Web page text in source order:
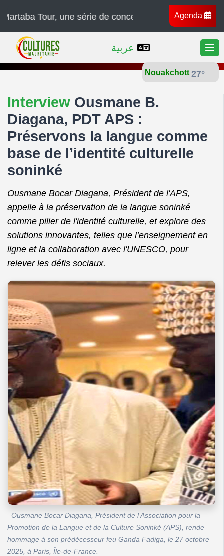
Agenda
une série de concerts à travers l’Afrique, l’Europe et
Nouakchott 27°
عربية
Interview Ousmane B.
Diagana, PDT APS :
Préservons la langue comme
base de l’identité culturelle
soninké
Ousmane Bocar Diagana, Président de l'APS,
appelle à la préservation de la langue soninké
comme pilier de l'identité culturelle, et explore des
solutions innovantes, telles que l’enseignement en
ligne et la collaboration avec l'UNESCO, pour
relever les défis sociaux.
Ousmane Bocar Diagana, Président de l’Association pour la
Promotion de la Langue et de la Culture Soninké (APS), rende
hommage à son prédécesseur feu Ganda Fadiga, le 27 octobre
2025, à Paris, Île-de-France.